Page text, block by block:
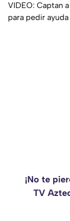
VIDEO: Captan
para pedir
¡No te
TV